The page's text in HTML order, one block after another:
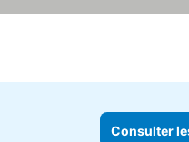
Consulter